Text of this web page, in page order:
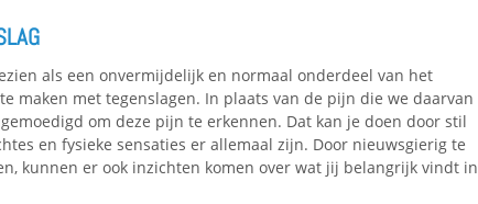
als een onvermijdelijk en normaal onderdeel van het
maken met tegenslagen. In plaats van de pijn die we daarvan
om deze pijn te erkennen. Dat kan je doen door stil
en fysieke sensaties er allemaal zijn. Door nieuwsgierig te
kunnen er ook inzichten komen over wat jij belangrijk vindt in